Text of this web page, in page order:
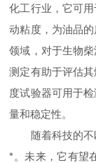
化工行业，它可
动粘度，为油品
领域，对于生物
测定有助于评估
度试验器可用于
量和稳定性。
随着科技的不
*。未来，它有望